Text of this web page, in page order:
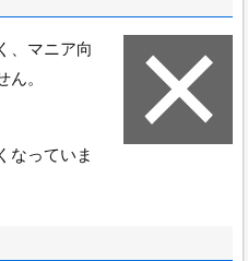
、マニア向
。
なっていま